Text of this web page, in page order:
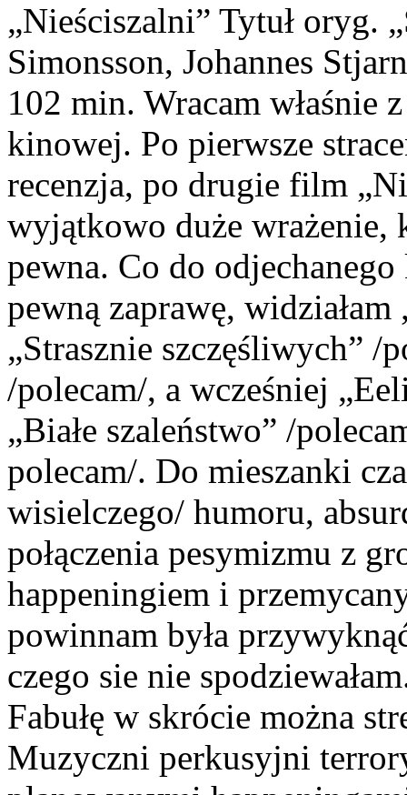
„Nieściszalni” Tytuł oryg.
Simonsson, Johannes
102 min. Wracam właśnie
kinowej. Po pierwsze
recenzja, po drugie film
wyjątkowo duże wrażenie,
pewna. Co do
pewną zaprawę,
„Strasznie szczęśliwych” /
/polecam/, a wcześniej
„Białe szaleństwo” /
polecam/. Do mieszanki
wisielczego/ humoru,
połączenia pesymizmu z
happeningiem i
powinnam była
czego sie nie
Fabułę w skrócie można
Muzyczni perkusyjni